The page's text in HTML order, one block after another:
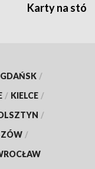
Karty na
GDAŃSK /
/ KIELCE /
/
/